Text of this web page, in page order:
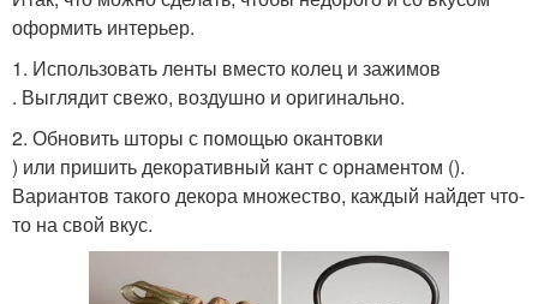
оформить интерьер.
1. Использовать ленты вместо колец и зажимов
. Выглядит свежо, воздушно и оригинально.
2. Обновить шторы с помощью окантовки
) или пришить декоративный кант с орнаментом ().
Вариантов такого декора множество, каждый найдет что-
то на свой вкус.